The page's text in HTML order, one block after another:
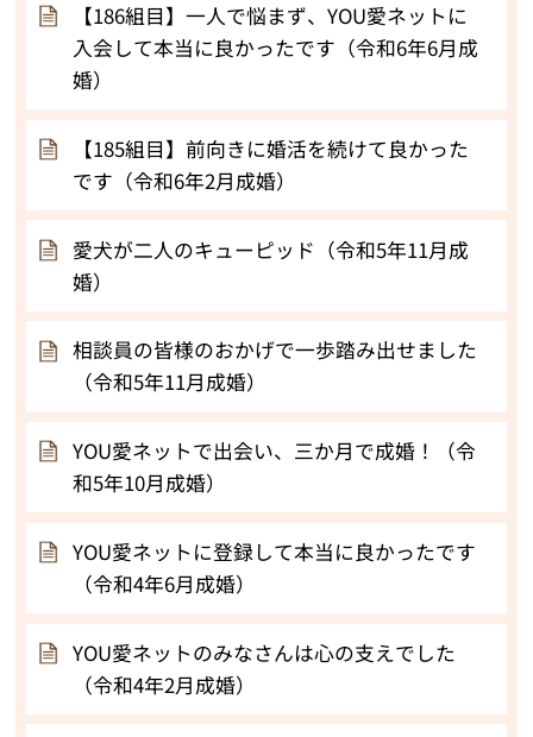
【186組目】一人で悩まず、YOU愛ネットに
入会して本当に良かったです（令和6年6月成
婚）
【185組目】前向きに婚活を続けて良かった
です（令和6年2月成婚）
愛犬が二人のキューピッド（令和5年11月成
婚）
相談員の皆様のおかげで一歩踏み出せました
（令和5年11月成婚）
YOU愛ネットで出会い、三か月で成婚！（令
和5年10月成婚）
YOU愛ネットに登録して本当に良かったです
（令和4年6月成婚）
YOU愛ネットのみなさんは心の支えでした
（令和4年2月成婚）